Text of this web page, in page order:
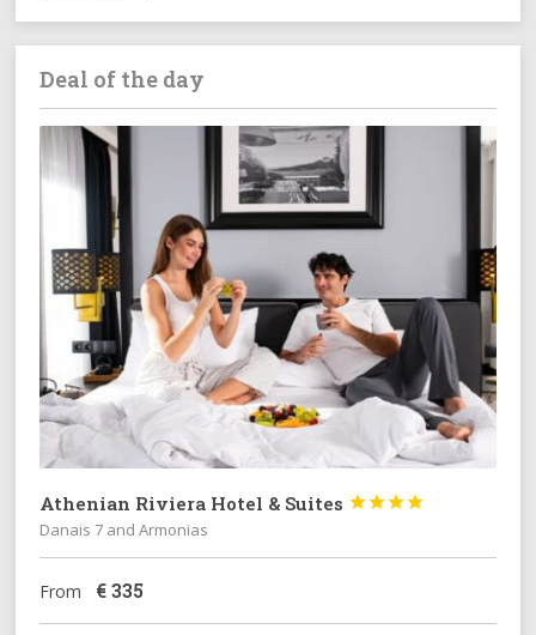
Deal of the day
Athenian Riviera Hotel & Suites 



Danais 7 and Armonias
From € 335